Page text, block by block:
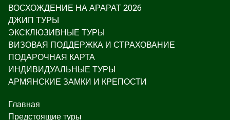
ВОСХОЖДЕНИЕ НА АРАРАТ 2026
ДЖИП ТУРЫ
ЭКСКЛЮЗИВНЫЕ ТУРЫ
ВИЗОВАЯ ПОДДЕРЖКА И СТРАХОВАНИЕ
ПОДАРОЧНАЯ КАРТА
ИНДИВИДУАЛЬНЫЕ ТУРЫ
АРМЯНСКИЕ ЗАМКИ И КРЕПОСТИ
Главная
Предстоящие туры